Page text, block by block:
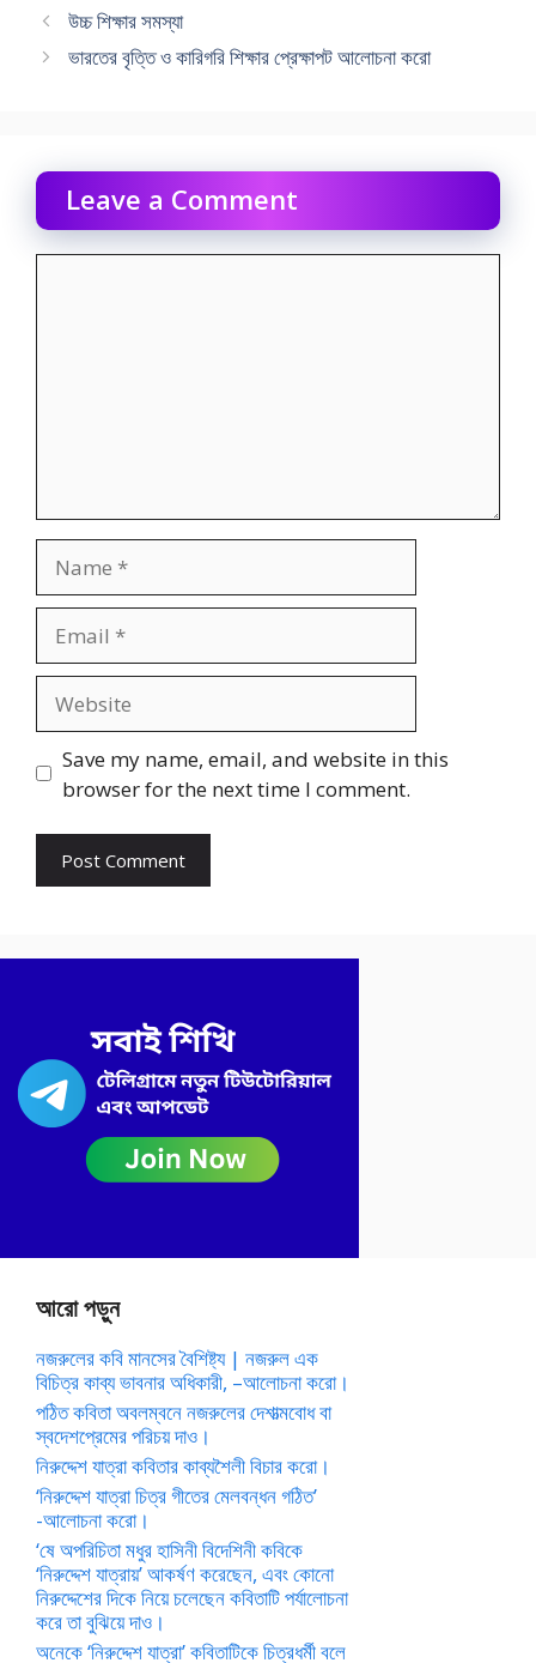
উচ্চ শিক্ষার সমস্যা
ভারতের বৃত্তি ও কারিগরি শিক্ষার প্রেক্ষাপট আলোচনা করো
Leave a Comment
Save my name, email, and website in this
browser for the next time I comment.
আরো পড়ুন
নজরুলের কবি মানসের বৈশিষ্ট্য | নজরুল এক
বিচিত্র কাব্য ভাবনার অধিকারী, –আলোচনা করো।
পঠিত কবিতা অবলম্বনে নজরুলের দেশাত্মবোধ বা
স্বদেশপ্রেমের পরিচয় দাও।
নিরুদ্দেশ যাত্রা কবিতার কাব্যশৈলী বিচার করো।
‘নিরুদ্দেশ যাত্রা চিত্র গীতের মেলবন্ধন গঠিত’
-আলোচনা করো।
‘ষে অপরিচিতা মধুর হাসিনী বিদেশিনী কবিকে
‘নিরুদ্দেশ যাত্রায়’ আকর্ষণ করেছেন, এবং কোনো
নিরুদ্দেশের দিকে নিয়ে চলেছেন কবিতাটি পর্যালোচনা
করে তা বুঝিয়ে দাও।
অনেকে ‘নিরুদ্দেশ যাত্রা’ কবিতাটিকে চিত্রধর্মী বলে